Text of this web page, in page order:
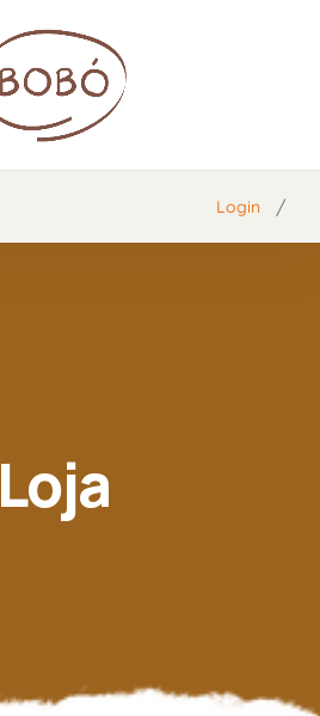
Login /
Loja